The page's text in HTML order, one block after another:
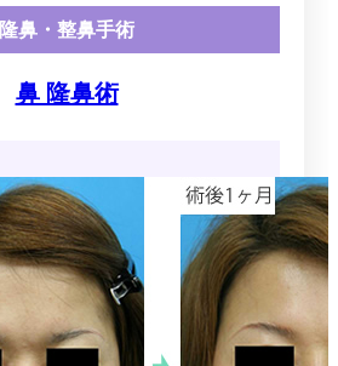
隆鼻・整鼻手術
鼻 隆鼻術